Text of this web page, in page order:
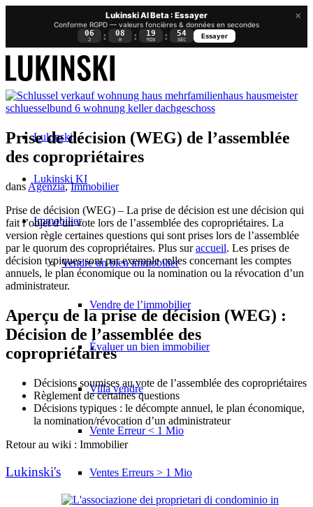
×
Lukinski AI Beta : Essayer
Conforme RGPD — valeurs foncières & données en secondes
06
J : 08
H : 19
MIN : 53
SEC
Essayer
Lukinski
Lukinski KI
Immobilier
Vendre un bien immobilier
Vendre de l’immobilier
Évaluer un bien immobilier
Villa vendre
Vente Erreur < 1 Mio
Ventes Erreurs > 1 Mio
Prise de décision (WEG) de l’assemblée
des copropriétaires
dans Agenzia,Immobilier
Prise de décision (WEG) – La prise de décision est une décision qui
fait l’objet d’un vote lors de l’assemblée des copropriétaires. La
version règle certaines questions qui sont prises lors de l’assemblée
par le quorum des copropriétaires. Plus suraccueil. Les prises de
décision typiques sont par exemple celles concernant les comptes
annuels, le plan économique ou la nomination ou la révocation d’un
administrateur.
Aperçu de la prise de décision (WEG) :
Décision de l’assemblée des
copropriétaires
Décisions soumises au vote de l’assemblée des copropriétaires
Règlement de certaines questions
Décisions typiques : le décompte annuel, le plan économique,
la nomination/révocation d’un administrateur
Retour au wiki : Immobilier
Lukinski's